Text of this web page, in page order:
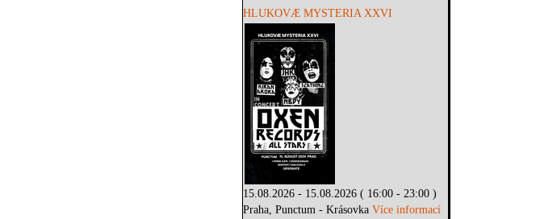
HLUKOVÆ MYSTERIA XXVI
15.08.2026 - 15.08.2026 ( 16:00 - 23:00 )
Praha, Punctum - KrásovkaVíce informací